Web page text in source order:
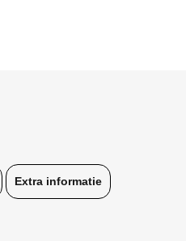
Extra informatie